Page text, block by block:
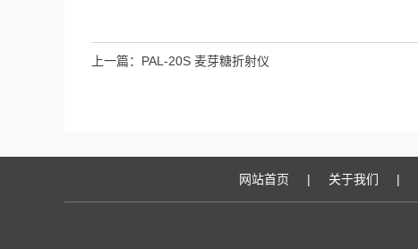
上一篇： PAL-20S 麦芽糖折射仪
网站首页 | 关于我们 |